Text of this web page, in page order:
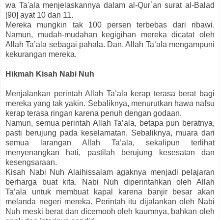
wa Ta'ala menjelaskannya dalam al-Qur`an surat al-Balad
[90] ayat 10 dan 11.
Mereka mungkin tak 100 persen terbebas dari ribawi.
Namun, mudah-mudahan kegigihan mereka dicatat oleh
Allah Ta’ala sebagai pahala. Dan, Allah Ta’ala mengampuni
kekurangan mereka.
Hikmah Kisah Nabi Nuh
Menjalankan perintah Allah Ta’ala kerap terasa berat bagi
mereka yang tak yakin. Sebaliknya, menurutkan hawa nafsu
kerap terasa ringan karena penuh dengan godaan.
Namun, semua perintah Allah Ta’ala, betapa pun beratnya,
pasti berujung pada keselamatan. Sebaliknya, muara dari
semua larangan Allah Ta’ala, sekalipun terlihat
menyenangkan hati, pastilah berujung kesesatan dan
kesengsaraan.
Kisah Nabi Nuh Alaihissalam agaknya menjadi pelajaran
berharga buat kita. Nabi Nuh diperintahkan oleh Allah
Ta’ala untuk membuat kapal karena banjir besar akan
melanda negeri mereka. Perintah itu dijalankan oleh Nabi
Nuh meski berat dan dicemooh oleh kaumnya, bahkan oleh